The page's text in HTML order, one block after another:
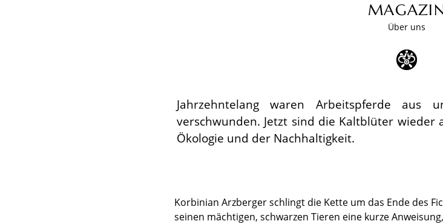
Über uns
Jahrzehntelang waren Arbeitspferde aus
verschwunden. Jetzt sind die Kaltblüter wieder
Ökologie und der Nachhaltigkeit.
Korbinian Arzberger schlingt die Kette um das Ende des
seinen mächtigen, schwarzen Tieren eine kurze